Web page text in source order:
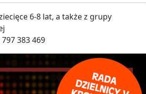
6-8 lat, a także z grupy
383 469